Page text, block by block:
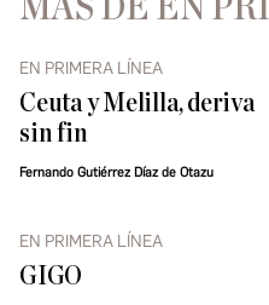
EN PRIMERA LÍNEA
Ceuta y Melilla, deriva
sin fin
Fernando Gutiérrez Díaz de Otazu
EN PRIMERA LÍNEA
GIGO